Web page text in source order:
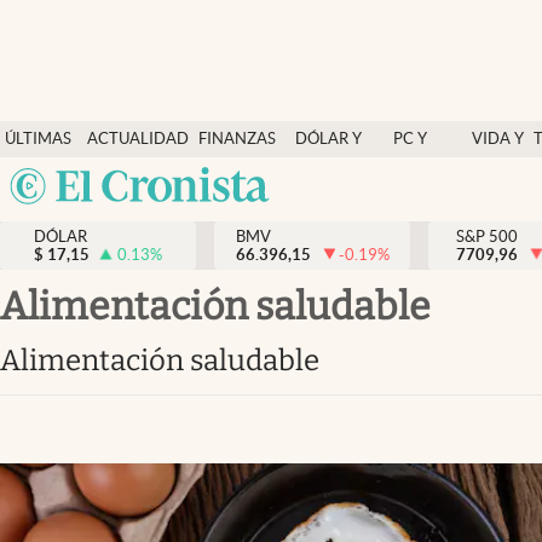
ÚLTIMAS
NOTICIAS
ACTUALIDAD
FINANZAS
Y
ECONOMÍA
DÓLAR Y
PC Y
VIDA Y
México
Actualidad
Finanzas y economía
Dólar y mercados
Opinión
Brand Strategy
Vida y estilo
DÓLAR
$ 17,15 0.13%
BMV
66.396,15
-0.19%
S&P 500
7709,96
alimentación saludable
alimentación saludable